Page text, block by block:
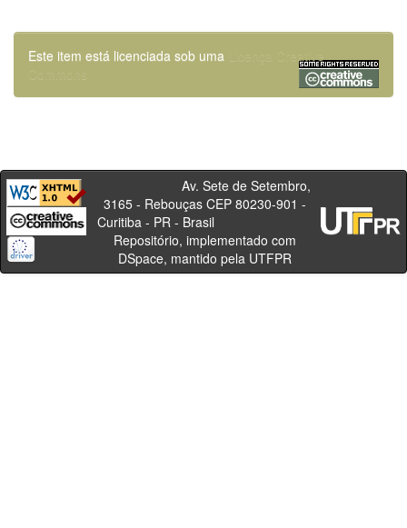
Este item está licenciada sob uma
Licença Creative
Commons
Av. Sete de Setembro,
3165 - Rebouças CEP 80230-901 -
Curitiba - PR - Brasil
Repositório, implementado com
DSpace, mantido pela UTFPR